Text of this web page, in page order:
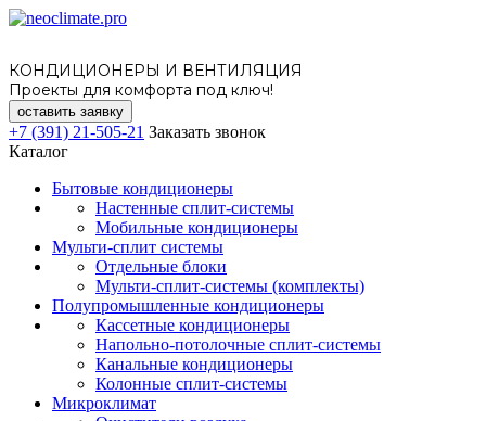
КОНДИЦИОНЕРЫ И ВЕНТИЛЯЦИЯ
Проекты для комфорта под ключ!
оставить заявку
+7 (391) 21-505-21 Заказать звонок
Каталог
Бытовые кондиционеры
Настенные сплит-системы
Мобильные кондиционеры
Мульти-сплит системы
Отдельные блоки
Мульти-сплит-системы (комплекты)
Полупромышленные кондиционеры
Кассетные кондиционеры
Напольно-потолочные сплит-системы
Канальные кондиционеры
Колонные сплит-системы
Микроклимат